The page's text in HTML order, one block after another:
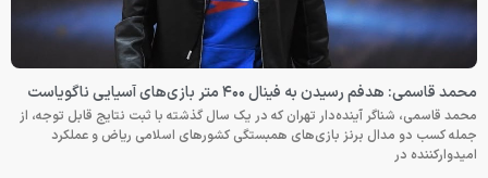
محمد قاسمی: هدفم رسیدن به فینال ۴۰۰ متر بازی‌های آسیایی ناگویاست
محمد قاسمی، شناگر آینده‌دار تهران که در یک سال گذشته با ثبت نتایج قابل توجه، از
جمله کسب دو مدال برنز بازی‌های همبستگی کشورهای اسلامی ریاض و عملکرد
امیدوارکننده در